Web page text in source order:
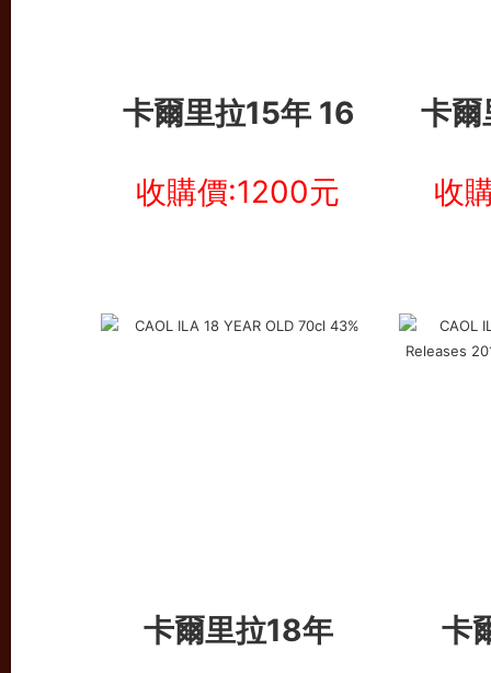
卡爾里拉15年 16 卡爾
收購價:1200元 收
卡爾里拉18年 卡